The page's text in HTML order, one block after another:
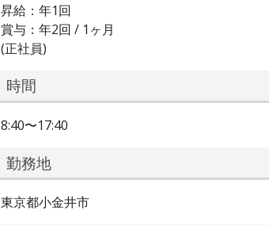
昇給：年1回
賞与：年2回 / 1ヶ月
(正社員)
時間
8:40〜17:40
勤務地
東京都小金井市